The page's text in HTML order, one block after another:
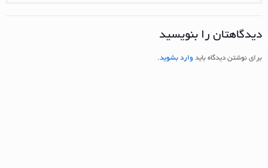
دیدگاهتان را بنویسید
برای نوشتن دیدگاه باید وارد بشوید.